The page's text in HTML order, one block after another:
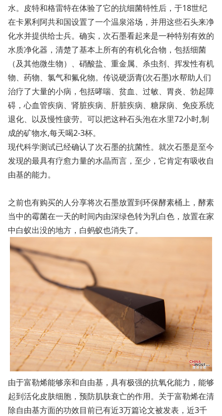
水。皮特和格雷特在体验了它的抗细菌特性后，于18世纪
在卡累利阿共和国设置了一个温泉浴场，并用这些石头来净
化水并提供给士兵。确实，次石墨看起来是一种特别有效的
水质净化器，清楚了基本上所有的有机化合物，包括细菌
（及其他微生物）、硝酸盐、重金属、杀虫剂、挥发性有机
物、药物、氯气和氟化物。传说硬沥青(次石墨)水帮助人们
治疗了大量的小病，包括哮喘、贫血、过敏、胃炎、勃起障
碍，心血管疾病、肾脏疾病、肝脏疾病、糖尿病、免疫系统
退化、以及慢性疲劳。可以把这种石头泡在水里72小时,制
成的矿物水,每天喝2-3杯。
现代科学测试已经确认了次石墨的抗菌性。就次石墨是至今
发现的最具有疗愈力量的水晶而言，至少，它肯定有吸收自
由基的能力。
之前也有购买的人分享将次石墨放置到环保酵素桶上，酵素
当中的霉菌在一天的时间内由深绿色转为乳白色，放置在家
中白蚁出没的地方，白蚂蚁也消失了。
由于富勒烯能够亲和自由基，具有极强的抗氧化能力，能够
起到活化皮肤细胞，预防肌肤衰亡的作用。关于富勒烯在清
除自由基方面的功效目前已有近3万篇论文被发表，近3千